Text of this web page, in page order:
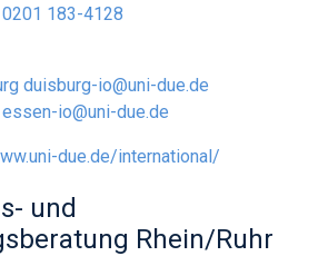
183-4128
duisburg-io@uni-due.de
essen-io@uni-due.de
due.de/international/
und
Rhein/Ruhr